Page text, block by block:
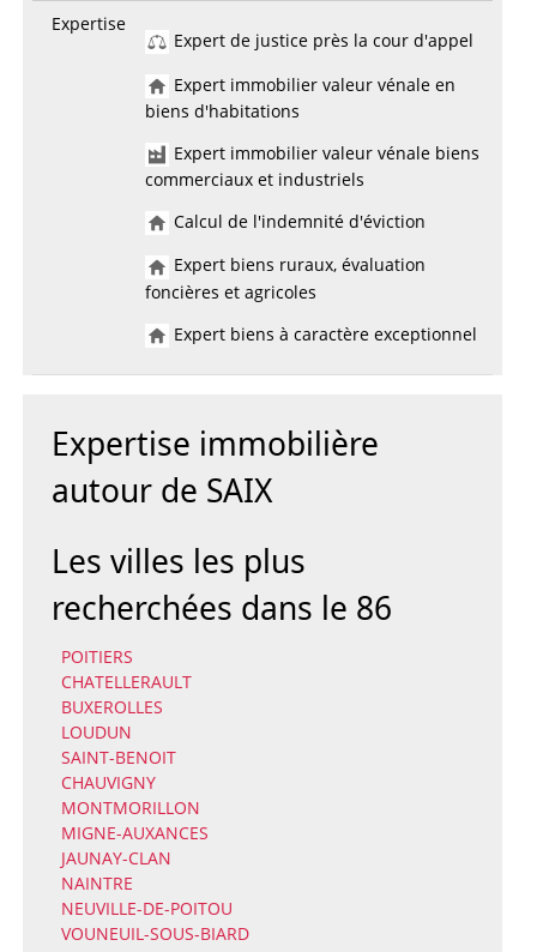
Expertise
Expert de justice près la cour d'appel
Expert immobilier valeur vénale en
biens d'habitations
Expert immobilier valeur vénale biens
commerciaux et industriels
Calcul de l'indemnité d'éviction
Expert biens ruraux, évaluation
foncières et agricoles
Expert biens à caractère exceptionnel
Expertise immobilière
autour de SAIX
Les villes les plus
recherchées dans le 86
POITIERS
CHATELLERAULT
BUXEROLLES
LOUDUN
SAINT-BENOIT
CHAUVIGNY
MONTMORILLON
MIGNE-AUXANCES
JAUNAY-CLAN
NAINTRE
NEUVILLE-DE-POITOU
VOUNEUIL-SOUS-BIARD